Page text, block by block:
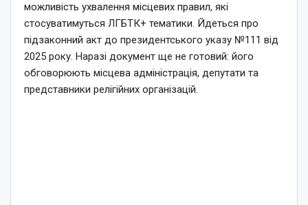
можливість ухвалення місцевих правил, які
стосуватимуться ЛГБТК+ тематики. Йдеться про
підзаконний акт до президентського указу №111 від
2025 року. Наразі документ ще не готовий: його
обговорюють місцева адміністрація, депутати та
представники релігійних організацій.